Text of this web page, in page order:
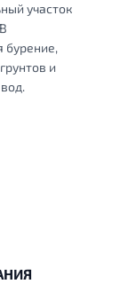
участок
бурение,
и